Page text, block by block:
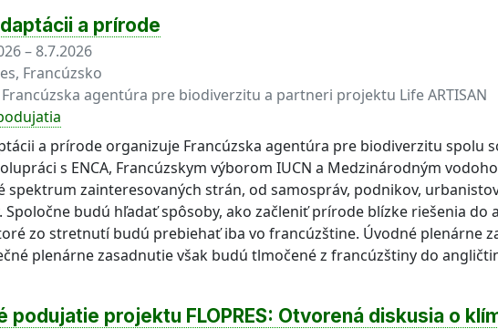
a prírode
– 8.7.2026
Francúzsko
Francúzska agentúra pre biodiverzitu a partneri projektu Life ARTISAN
a prírode organizuje Francúzska agentúra pre biodiverzitu spolu
s ENCA, Francúzskym výborom IUCN a Medzinárodným
spektrum zainteresovaných strán, od samospráv, podnikov,
Spoločne budú hľadať spôsoby, ako začleniť prírode blízke riešenia do
zo stretnutí budú prebiehať iba vo francúzštine. Úvodné plenárne
plenárne zasadnutie však budú tlmočené z francúzštiny do
podujatie projektu FLOPRES: Otvorená diskusia o